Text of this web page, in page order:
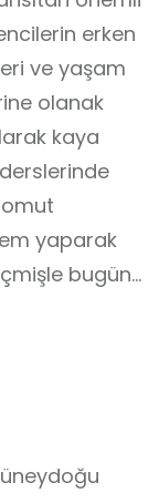
erken
ve yaşam
olanak
kaya
yaparak
bugün